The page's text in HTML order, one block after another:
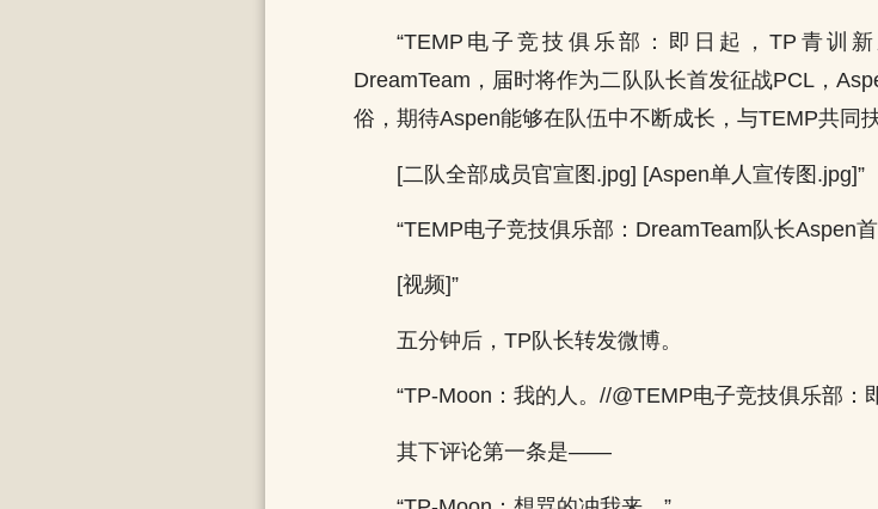
“TEMP电子竞技俱乐部：即日起，TP青训
DreamTeam，届时将作为二队队长首发征战PCL，
俗，期待Aspen能够在队伍中不断成长，与TEMP共同
[二队全部成员官宣图.jpg] [Aspen单人宣传图.jpg]”
“TEMP电子竞技俱乐部：DreamTeam队长Aspen
[视频]”
五分钟后，TP队长转发微博。
“TP-Moon：我的人。//@TEMP电子竞技俱乐部
其下评论第一条是——